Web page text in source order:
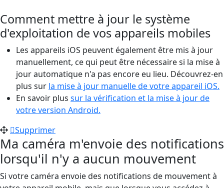
Comment mettre à jour le système
d'exploitation de vos appareils mobiles
Les appareils iOS peuvent également être mis à jour
manuellement, ce qui peut être nécessaire si la mise à
jour automatique n'a pas encore eu lieu. Découvrez-en
plus sur la mise à jour manuelle de votre appareil iOS.
En savoir plus sur la vérification et la mise à jour de
votre version Android.
Supprimer
Ma caméra m'envoie des notifications
lorsqu'il n'y a aucun mouvement
Si votre caméra envoie des notifications de mouvement à